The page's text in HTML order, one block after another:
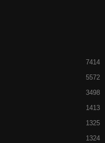
7414
5572
3498
1413
1325
1324